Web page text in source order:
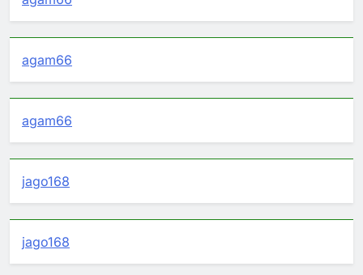
agam66
agam66
jago168
jago168